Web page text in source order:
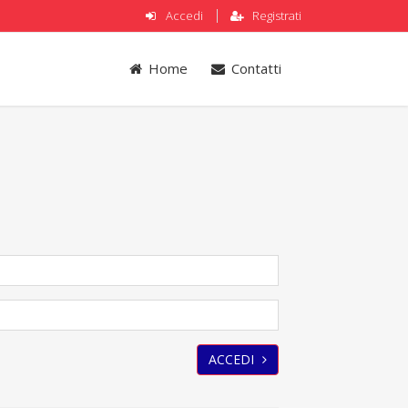
Accedi Registrati
Home Contatti
ACCEDI